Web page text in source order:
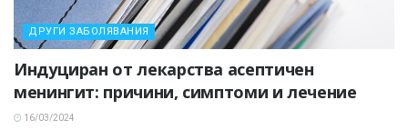
ДРУГИ ЗАБОЛЯВАНИЯ
Индуциран от лекарства асептичен
менингит: причини, симптоми и лечение
16/03/2024